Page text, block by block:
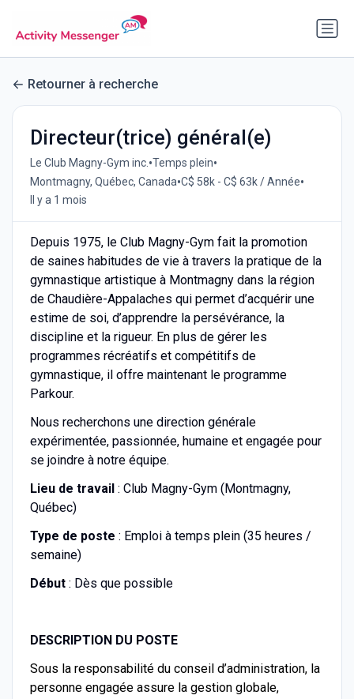
Retourner à recherche
Directeur(trice) général(e)
Le Club Magny-Gym inc.•Temps plein•
Montmagny, Québec, Canada•C$ 58k - C$ 63k / Année•
Il y a 1 mois
Depuis 1975, le Club Magny-Gym fait la promotion
de saines habitudes de vie à travers la pratique de la
gymnastique artistique à Montmagny dans la région
de Chaudière-Appalaches qui permet d’acquérir une
estime de soi, d’apprendre la persévérance, la
discipline et la rigueur. En plus de gérer les
programmes récréatifs et compétitifs de
gymnastique, il offre maintenant le programme
Parkour.
Nous recherchons une direction générale
expérimentée, passionnée, humaine et engagée pour
se joindre à notre équipe.
Lieu de travail: Club Magny-Gym (Montmagny,
Québec)
Type de poste : Emploi à temps plein (35 heures /
semaine)
Début: Dès que possible
DESCRIPTION DU POSTE
Sous la responsabilité du conseil d’administration, la
personne engagée assure la gestion globale,